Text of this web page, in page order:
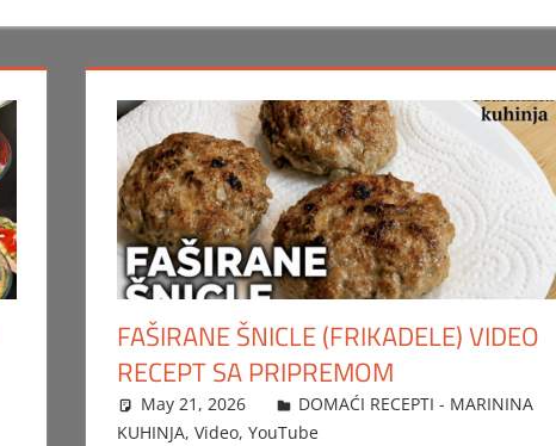
FAŠIRANE ŠNICLE (FRIKADELE) VIDEO
RECEPT SA PRIPREMOM
May 21, 2026 FTorgAdmin
DOMAĆI RECEPTI - MARININA
KUHINJA, Video, YouTube